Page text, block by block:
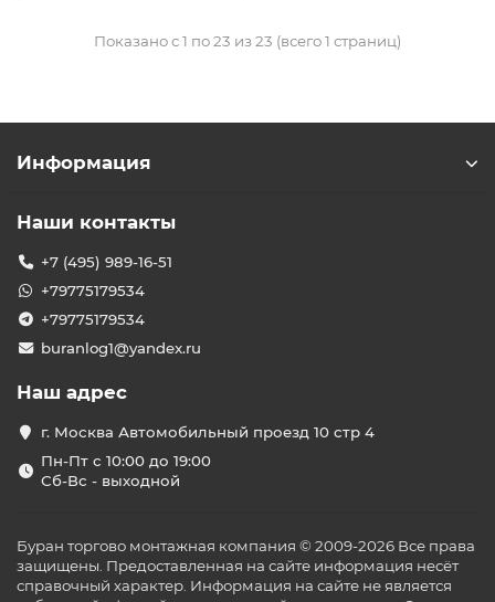
Показано с 1 по 23 из 23 (всего 1 страниц)
Информация
Наши контакты
+7 (495) 989-16-51
+79775179534
+79775179534
buranlog1@yandex.ru
Наш адрес
г. Москва Автомобильный проезд 10 стр 4
Пн-Пт с 10:00 до 19:00
Сб-Вс - выходной
Буран торгово монтажная компания © 2009-2026 Все права
защищены. Предоставленная на сайте информация несёт
справочный характер. Информация на сайте не является